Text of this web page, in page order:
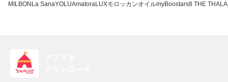
MILBON La SanaYOLUAmatoraLUXモロッカンオイルmyBoostars8 THE